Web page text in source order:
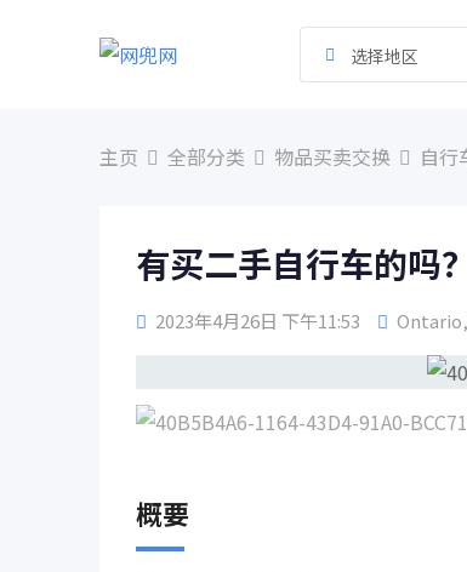
选择地区
主页 全部分类 物品买卖交换 自行
有买二手自行车的吗
2023年4月26日 下午11:53 Ontario,
概要